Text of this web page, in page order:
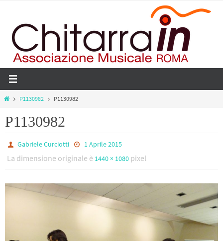
contenuto
HomeP1130982 P1130982
P1130982
Gabriele Curciotti 1 Aprile 2015
La dimensione originale è 1440 × 1080 pixel